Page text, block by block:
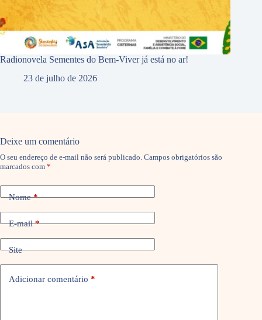
Radionovela Sementes do Bem-Viver já está no ar!
23 de julho de 2026
Deixe um comentário
O seu endereço de e-mail não será publicado. Campos obrigatórios são
marcados com *
Nome*
E-mail*
Site
Adicionar comentário *